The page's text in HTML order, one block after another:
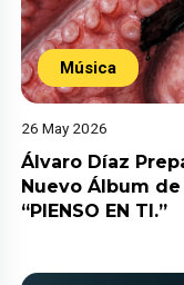
Música
26 May 2026
Álvaro Díaz
Nuevo Álbum
“PIENSO EN TI.”